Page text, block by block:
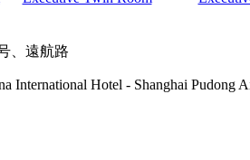
、遠航路
International Hotel - Shanghai Pudong